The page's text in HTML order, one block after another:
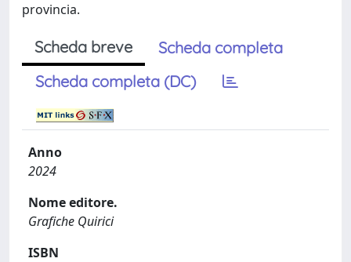
provincia.
Scheda breve
Scheda completa
Scheda completa (DC)
Anno
2024
Nome editore.
Grafiche Quirici
ISBN